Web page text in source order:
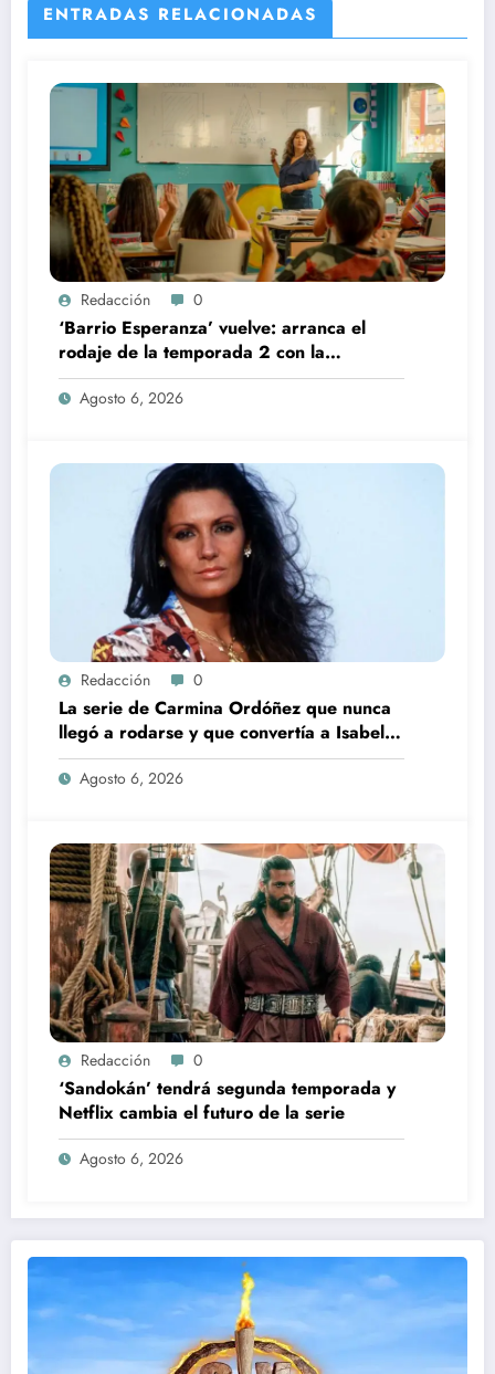
ENTRADAS RELACIONADAS
Redacción 0
‘Barrio Esperanza’ vuelve: arranca el
rodaje de la temporada 2 con la
incorporación de María Castro
Agosto 6, 2026
Redacción 0
La serie de Carmina Ordóñez que nunca
llegó a rodarse y que convertía a Isabel
Pantoja en la gran antagonista
Agosto 6, 2026
Redacción 0
‘Sandokán’ tendrá segunda temporada y
Netflix cambia el futuro de la serie
Agosto 6, 2026